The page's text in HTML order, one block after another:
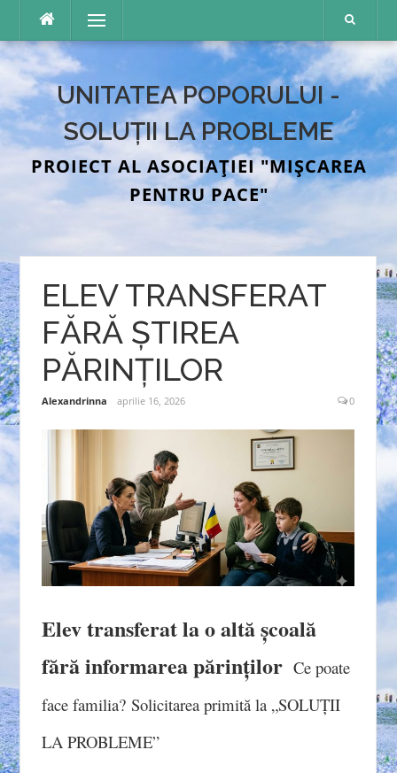
conținut
Meniu
UNITATEA POPORULUI -
SOLUȚII LA PROBLEME
PROIECT AL ASOCIAȚIEI "MIȘCAREA
PENTRU PACE"
ELEV TRANSFERAT
FĂRĂ ȘTIREA
PĂRINȚILOR
Alexandrinna aprilie 16, 2026 0
Elev transferat la o altă școală
fără informarea părinților Ce poate
face familia? Solicitarea primită la „SOLUȚII
LA PROBLEME”